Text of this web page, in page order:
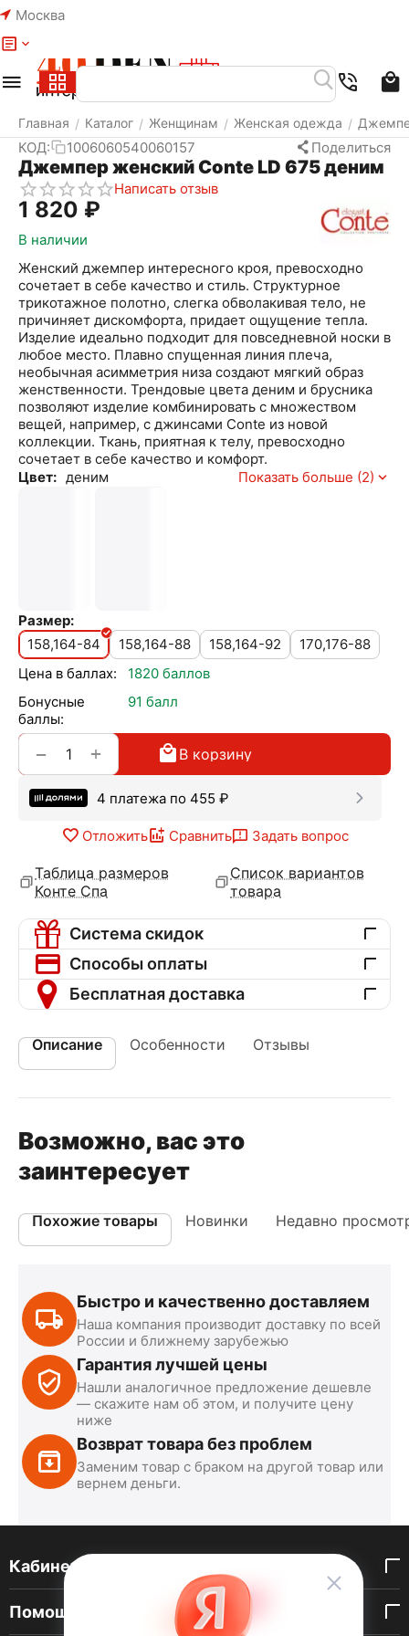
Москва
Главная / Каталог / Женщинам / Женская одежда /
КОД: 1006060540060157 Поделиться
Джемпер женский Conte LD 675 деним
Написать отзыв
1 820 ₽
В наличии
Женский джемпер интересного кроя, превосходно
сочетает в себе качество и стиль. Структурное
трикотажное полотно, слегка обволакивая тело, не
причиняет дискомфорта, придает ощущение тепла.
Изделие идеально подходит для повседневной носки в
любое место. Плавно спущенная линия плеча,
необычная асимметрия низа создают мягкий образ
женственности. Трендовые цвета деним и брусника
позволяют изделие комбинировать с множеством
вещей, например, с джинсами Conte из новой
коллекции. Ткань, приятная к телу, превосходно
сочетает в себе качество и комфорт.
Цвет: деним Показать больше (2)
Размер:
158,164-84
158,164-88 158,164-92
170,176-88
Цена в баллах:
1820 баллов
Бонусные
баллы:
91 балл
+
− В корзину
4 платежа по 455 ₽
Отложить Сравнить Задать вопрос
Таблица размеров
Конте Спа
Список вариантов
товара
Система скидок
Способы оплаты
Бесплатная доставка
Описание Особенности Отзывы
Возможно, вас это
заинтересует
Похожие товары Новинки Недавно
Быстро и качественно доставляем
Наша компания производит доставку по всей
России и ближнему зарубежью
Гарантия лучшей цены
Нашли аналогичное предложение дешевле
— скажите нам об этом, и получите цену
ниже
Возврат товара без проблем
Заменим товар с браком на другой товар или
вернем деньги.
Кабинет покупателя
Помощь покупателю
Меню